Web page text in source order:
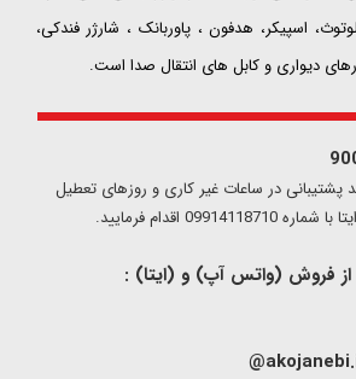
اسپیکر، هدفون ، پاوربانک ، شارژر فندکی،
دیواری و کابل های انتقال صدا است.
پشتیبانی در ساعات غیر کاری و روزهای تعطیل
اقدام فرمایید.
فروش (واتس آپ) و (ایتا) :